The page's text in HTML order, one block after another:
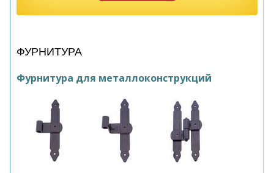
ФУРНИТУРА
Фурнитура для металлоконструкций